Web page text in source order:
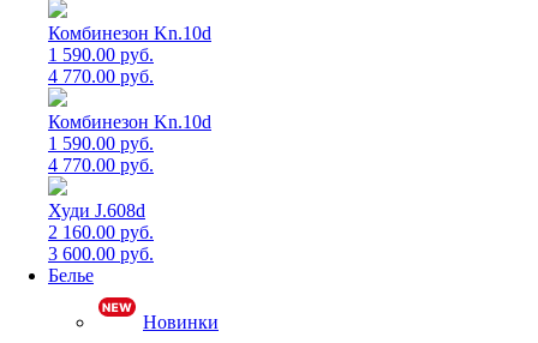
Комбинезон Kn.10d
1 590.00 руб.
4 770.00 руб.
Комбинезон Kn.10d
1 590.00 руб.
4 770.00 руб.
Худи J.608d
2 160.00 руб.
3 600.00 руб.
Белье
Новинки